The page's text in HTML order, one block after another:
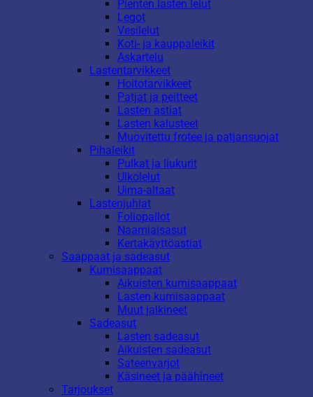
Pienten lasten lelut
Legot
Vesilelut
Koti- ja kauppaleikit
Askartelu
Lastentarvikkeet
Hoitotarvikkeet
Patjat ja peitteet
Lasten astiat
Lasten kalusteet
Muovitettu frotee ja patjansuojat
Pihaleikit
Pulkat ja liukurit
Ulkolelut
Uima-altaat
Lastenjuhlat
Foliopallot
Naamiaisasut
Kertakäyttöastiat
Saappaat ja sadeasut
Kumisaappaat
Aikuisten kumisaappaat
Lasten kumisaappaat
Muut jalkineet
Sadeasut
Lasten sadeasut
Aikuisten sadeasut
Sateenvarjot
Käsineet ja päähineet
Tarjoukset